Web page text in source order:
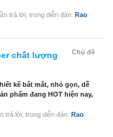
lần trả lời, trong diễn đàn: Rao
Chủ đề
chất lượng
kế bắt mắt, nhỏ gọn, dễ
phẩm đang HOT hiện nay,
trả lời, trong diễn đàn: Rao